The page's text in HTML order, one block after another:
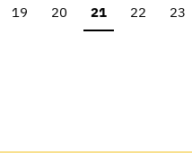
19 20 21 22 23